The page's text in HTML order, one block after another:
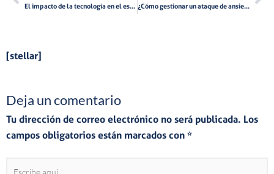
El impacto de la tecnología en el estrés y la ansiedad laboral ¿Cómo gestionar un ataque de ansiedad en el trabajo?
[stellar]
Deja un comentario
Tu dirección de correo electrónico no será publicada. Los
campos obligatorios están marcados con *